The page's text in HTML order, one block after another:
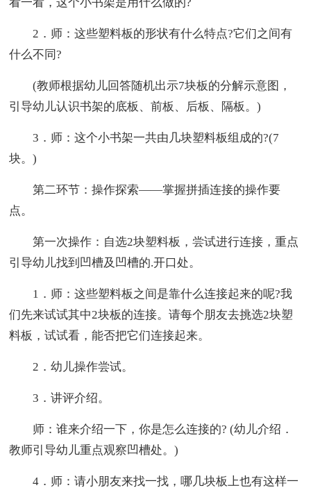
2．师：这些塑料板的形状有什么特点?它们之间有
什么不同?
(教师根据幼儿回答随机出示7块板的分解示意图，
引导幼儿认识书架的底板、前板、后板、隔板。)
3．师：这个小书架一共由几块塑料板组成的?(7
块。)
第二环节：操作探索——掌握拼插连接的操作要
点。
第一次操作：自选2块塑料板，尝试进行连接，重点
引导幼儿找到凹槽及凹槽的.开口处。
1．师：这些塑料板之间是靠什么连接起来的呢?我
们先来试试其中2块板的连接。请每个朋友去挑选2块塑
料板，试试看，能否把它们连接起来。
2．幼儿操作尝试。
3．讲评介绍。
师：谁来介绍一下，你是怎么连接的? (幼儿介绍．
教师引导幼儿重点观察凹槽处。)
4．师：请小朋友来找一找，哪几块板上也有这样一